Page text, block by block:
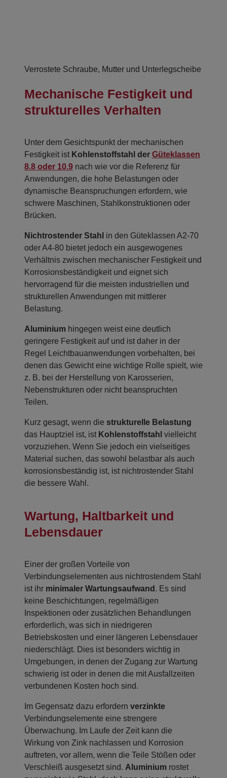
Verrostete Schraube, Mutter und Unterlegscheibe
Mechanische Festigkeit und
strukturelles Verhalten
Unter dem Gesichtspunkt der mechanischen
Festigkeit ist Kohlenstoffstahl der Güteklassen
8.8 oder 10.9 nach wie vor die Referenz für
Anwendungen, die hohe Belastungen oder
dynamische Beanspruchungen erfordern, wie
schwere Maschinen, Stahlkonstruktionen oder
Brücken.
Nichtrostender Stahl in den Güteklassen A2-70
oder A4-80 bietet jedoch ein ausgewogenes
Verhältnis zwischen mechanischer Festigkeit und
Korrosionsbeständigkeit und eignet sich
hervorragend für die meisten industriellen und
strukturellen Anwendungen mit mittlerer
Belastung.
Aluminium hingegen weist eine deutlich
geringere Festigkeit auf und ist daher in der
Regel Leichtbauanwendungen vorbehalten, bei
denen das Gewicht eine wichtige Rolle spielt, wie
z. B. bei der Herstellung von Karosserien,
Nebenstrukturen oder nicht beanspruchten
Teilen.
Kurz gesagt, wenn die strukturelle Belastung
das Hauptziel ist, ist Kohlenstoffstahl vielleicht
vorzuziehen. Wenn Sie jedoch ein vielseitiges
Material suchen, das sowohl belastbar als auch
korrosionsbeständig ist, ist nichtrostender Stahl
die bessere Wahl.
Wartung, Haltbarkeit und
Lebensdauer
Einer der großen Vorteile von
Verbindungselementen aus nichtrostendem Stahl
ist ihr minimaler Wartungsaufwand . Es sind
keine Beschichtungen, regelmäßigen
Inspektionen oder zusätzlichen Behandlungen
erforderlich, was sich in niedrigeren
Betriebskosten und einer längeren Lebensdauer
niederschlägt. Dies ist besonders wichtig in
Umgebungen, in denen der Zugang zur Wartung
schwierig ist oder in denen die mit Ausfallzeiten
verbundenen Kosten hoch sind.
Im Gegensatz dazu erfordern verzinkte
Verbindungselemente eine strengere
Überwachung. Im Laufe der Zeit kann die
Wirkung von Zink nachlassen und Korrosion
auftreten, vor allem, wenn die Teile Stößen oder
Verschleiß ausgesetzt sind. Aluminium rostet